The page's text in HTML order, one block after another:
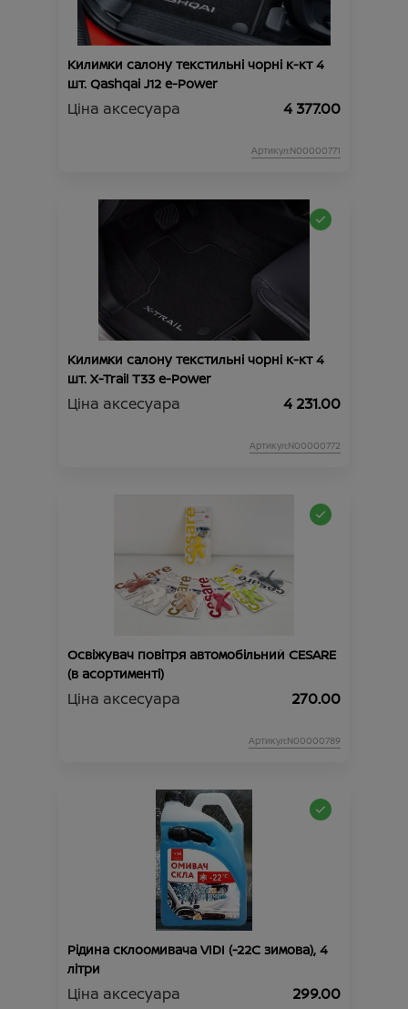
Килимки салону текстильні чорні к-кт 4
шт. Qashqai J12 e-Power
Ціна аксесуара 4 377.00
Артикул:N00000771
Килимки салону текстильні чорні к-кт 4
шт. X-Trail T33 e-Power
Ціна аксесуара 4 231.00
Артикул:N00000772
Освіжувач повітря автомобільний CESARE
(в асортименті)
Ціна аксесуара 270.00
Артикул:N00000789
Рідина склоомивача VIDI (-22С зимова), 4
літри
Ціна аксесуара 299.00